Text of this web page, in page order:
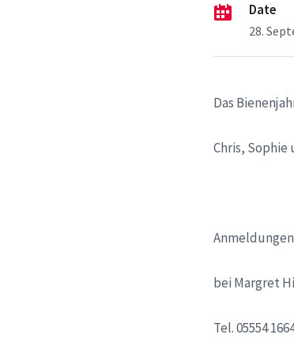
Date
28.
Das
Chris,
Anmeldungen
bei Margret
Tel. 05554